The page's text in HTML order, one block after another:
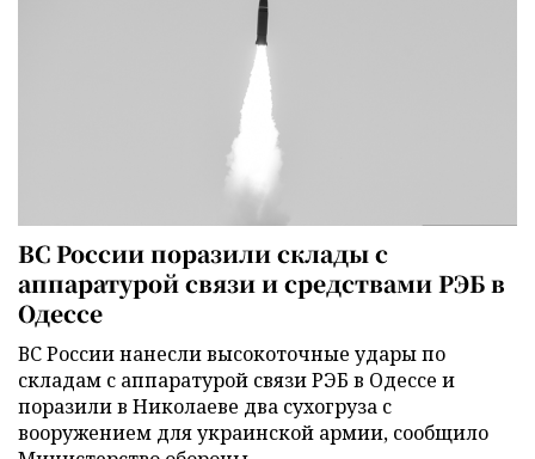
ВС России поразили склады с
аппаратурой связи и средствами РЭБ в
Одессе
ВС России нанесли высокоточные удары по
складам с аппаратурой связи РЭБ в Одессе и
поразили в Николаеве два сухогруза с
вооружением для украинской армии, сообщило